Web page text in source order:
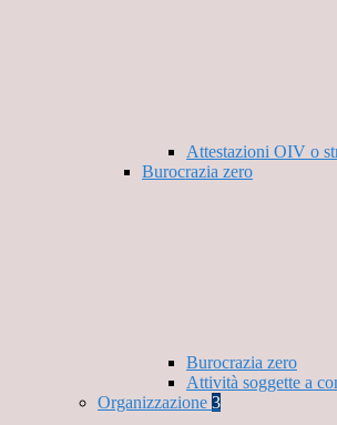
Attestazioni OIV o
Burocrazia zero
Burocrazia zero
Attività soggette a
Organizzazione 3